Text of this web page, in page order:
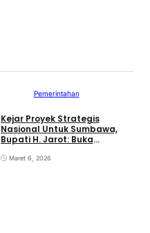
Pemerintahan
Kejar Proyek Strategis
Nasional Untuk Sumbawa,
Bupati H. Jarot: Buka
Tingkatkan Perekonomian
Maret 6, 2026